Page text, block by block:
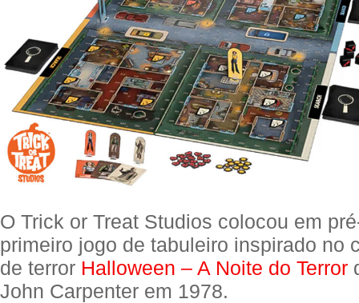
O Trick or Treat Studios colocou em
primeiro jogo de tabuleiro inspirado no
de terror Halloween – A Noite do Terror
John Carpenter em 1978.